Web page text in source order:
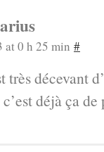
at 0 h 25 min #
très décevant
déjà ça de